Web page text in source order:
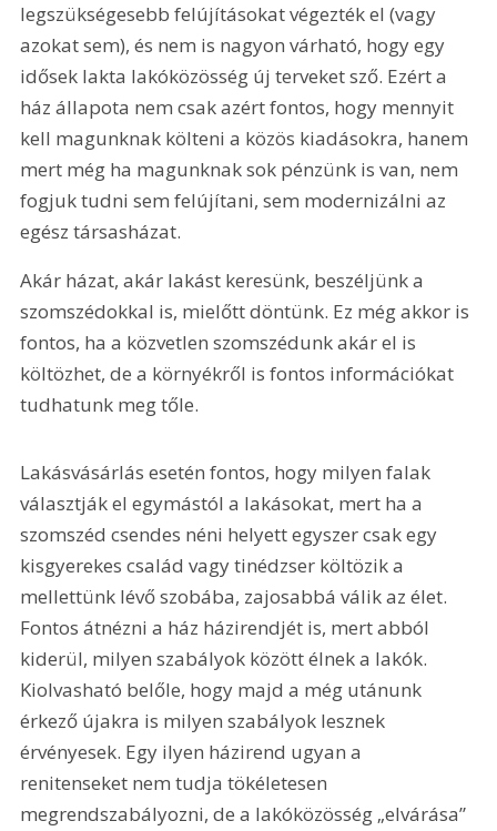
legszükségesebb felújításokat végezték el (vagy
azokat sem), és nem is nagyon várható, hogy egy
idősek lakta lakóközösség új terveket sző. Ezért a
ház állapota nem csak azért fontos, hogy mennyit
kell magunknak költeni a közös kiadásokra, hanem
mert még ha magunknak sok pénzünk is van, nem
fogjuk tudni sem felújítani, sem modernizálni az
egész társasházat.
Akár házat, akár lakást keresünk, beszéljünk a
szomszédokkal is, mielőtt döntünk. Ez még akkor is
fontos, ha a közvetlen szomszédunk akár el is
költözhet, de a környékről is fontos információkat
tudhatunk meg tőle.
Lakásvásárlás esetén fontos, hogy milyen falak
választják el egymástól a lakásokat, mert ha a
szomszéd csendes néni helyett egyszer csak egy
kisgyerekes család vagy tinédzser költözik a
mellettünk lévő szobába, zajosabbá válik az élet.
Fontos átnézni a ház házirendjét is, mert abból
kiderül, milyen szabályok között élnek a lakók.
Kiolvasható belőle, hogy majd a még utánunk
érkező újakra is milyen szabályok lesznek
érvényesek. Egy ilyen házirend ugyan a
renitenseket nem tudja tökéletesen
megrendszabályozni, de a lakóközösség „elvárása”